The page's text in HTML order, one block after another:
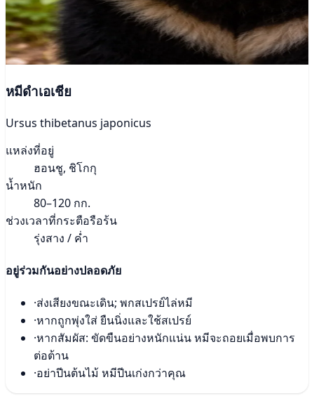
หมีดำเอเชีย
Ursus thibetanus japonicus
แหล่งที่อยู่
ฮอนชู, ชิโกกุ
น้ำหนัก
80–120 กก.
ช่วงเวลาที่กระตือรือร้น
รุ่งสาง / ค่ำ
อยู่ร่วมกันอย่างปลอดภัย
·ส่งเสียงขณะเดิน; พกสเปรย์ไล่หมี
·หากถูกพุ่งใส่ ยืนนิ่งและใช้สเปรย์
·หากสัมผัส: ขัดขืนอย่างหนักแน่น หมีจะถอยเมื่อพบการ
ต่อต้าน
·อย่าปีนต้นไม้ หมีปีนเก่งกว่าคุณ